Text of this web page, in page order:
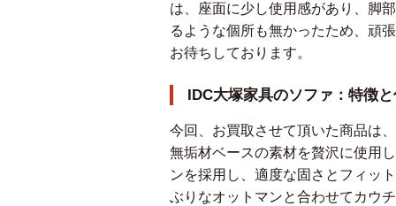
は、座面に少し使用感があり、脚
るような個所も無かったため、頑
お待ちしております。
IDC大塚家具のソファ：特徴
今回、お買取させて頂いた商品は
無垢材ベースの素材を贅沢に使用
ンを採用し、適度な固さとフィッ
ぶりなオットマンと合わせてカウ